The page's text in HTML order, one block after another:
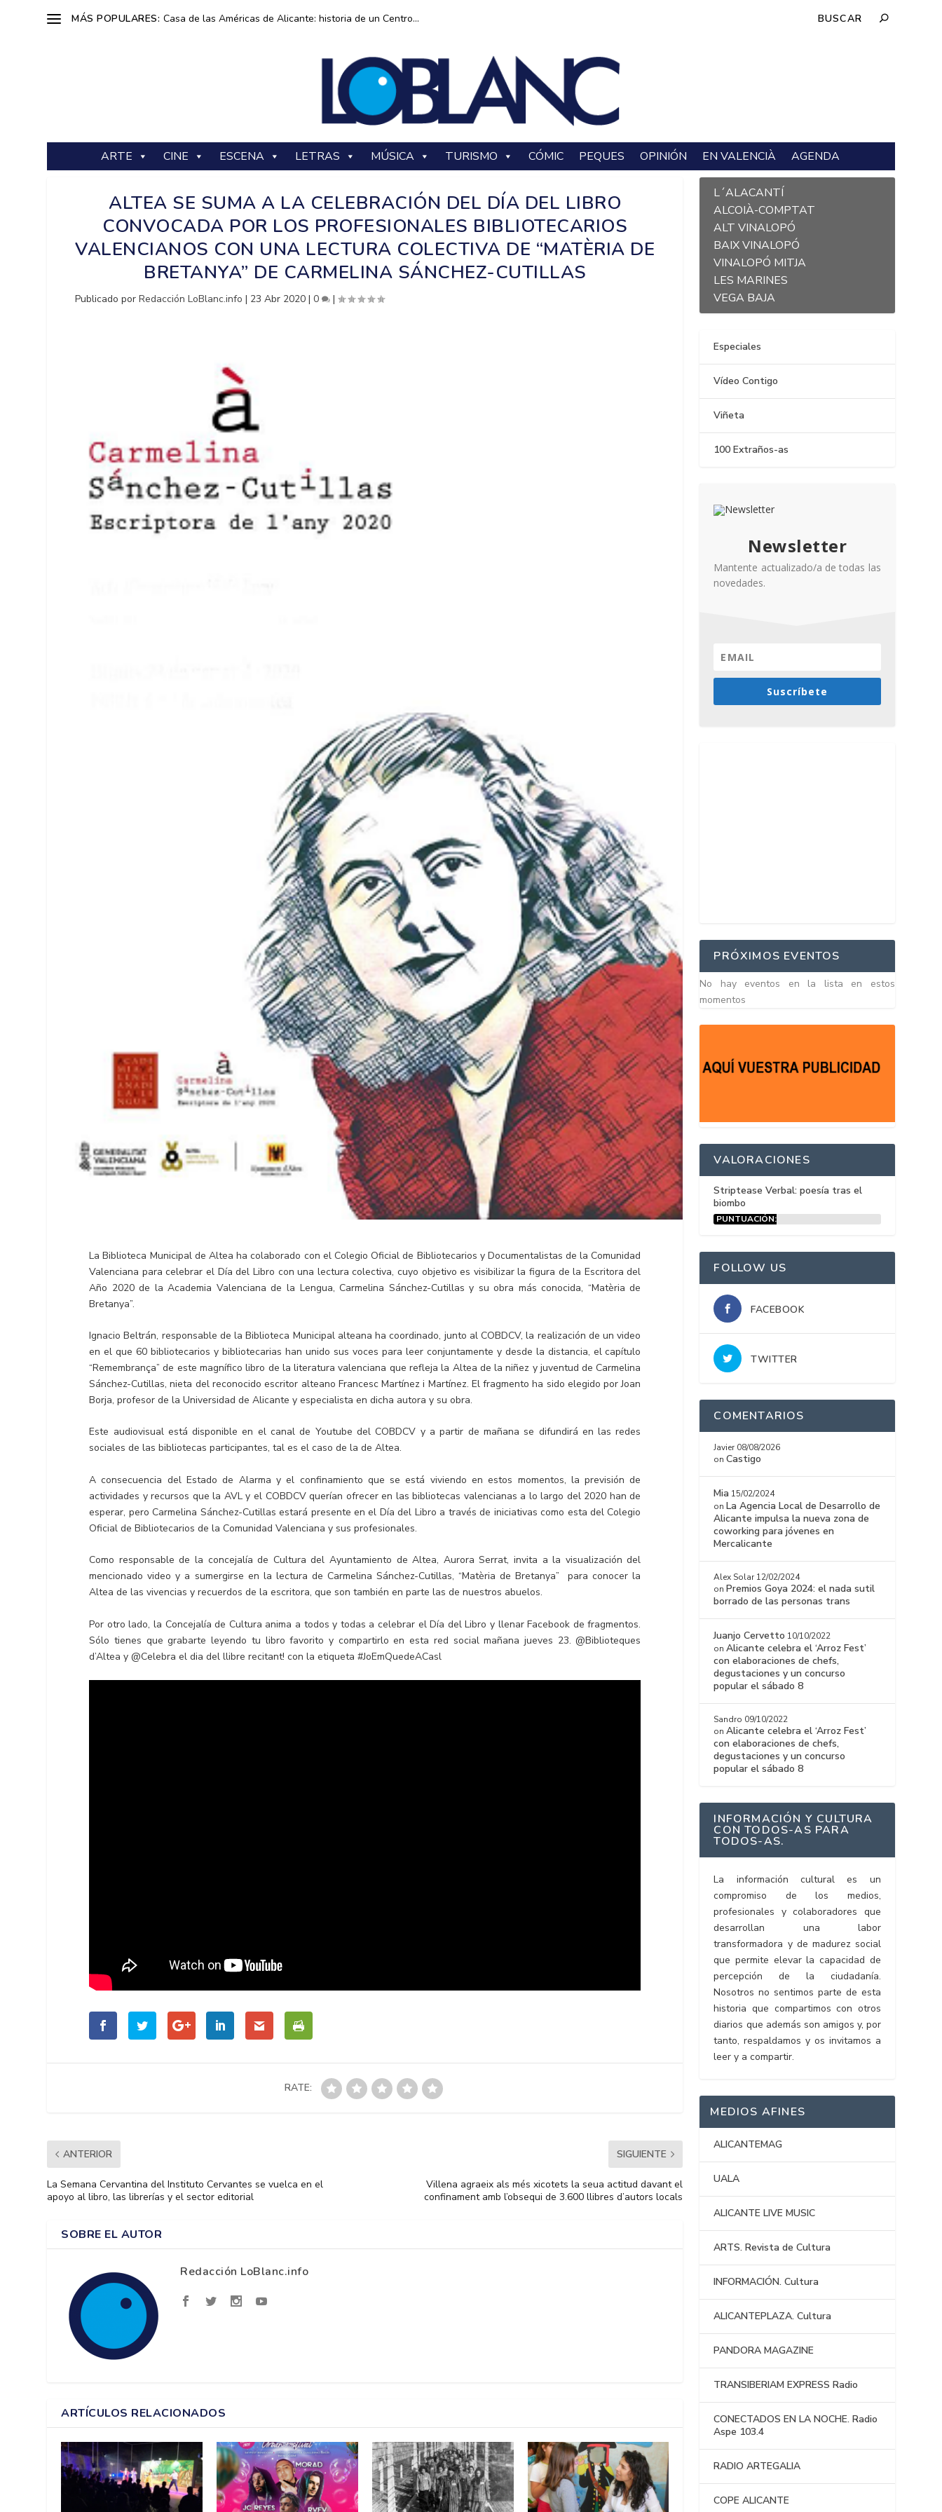
MÁS POPULARES: Casa de las Américas de Alicante: historia de un Centro...
ARTE CINE ESCENA LETRAS MÚSICA TURISMO CÓMIC PEQUES OPINIÓN EN VALENCIÀ AGENDA
ALTEA SE SUMA A LA CELEBRACIÓN DEL DÍA DEL LIBRO
CONVOCADA POR LOS PROFESIONALES BIBLIOTECARIOS
VALENCIANOS CON UNA LECTURA COLECTIVA DE “MATÈRIA DE
BRETANYA” DE CARMELINA SÁNCHEZ-CUTILLAS
Publicado porRedacción LoBlanc.info | 23 Abr 2020 |0 |
La Biblioteca Municipal de Altea ha colaborado con el Colegio Oficial de Bibliotecarios y Documentalistas de la Comunidad
Valenciana para celebrar el Día del Libro con una lectura colectiva, cuyo objetivo es visibilizar la figura de la Escritora del
Año 2020 de la Academia Valenciana de la Lengua, Carmelina Sánchez-Cutillas y su obra más conocida, “Matèria de
Bretanya”.
Ignacio Beltrán, responsable de la Biblioteca Municipal alteana ha coordinado, junto al COBDCV, la realización de un video
en el que 60 bibliotecarios y bibliotecarias han unido sus voces para leer conjuntamente y desde la distancia, el capítulo
“Remembrança” de este magnífico libro de la literatura valenciana que refleja la Altea de la niñez y juventud de Carmelina
Sánchez-Cutillas, nieta del reconocido escritor alteano Francesc Martínez i Martínez. El fragmento ha sido elegido por Joan
Borja, profesor de la Universidad de Alicante y especialista en dicha autora y su obra.
Este audiovisual está disponible en el canal de Youtube del COBDCV y a partir de mañana se difundirá en las redes
sociales de las bibliotecas participantes, tal es el caso de la de Altea.
A consecuencia del Estado de Alarma y el confinamiento que se está viviendo en estos momentos, la previsión de
actividades y recursos que la AVL y el COBDCV querían ofrecer en las bibliotecas valencianas a lo largo del 2020 han de
esperar, pero Carmelina Sánchez-Cutillas estará presente en el Día del Libro a través de iniciativas como esta del Colegio
Oficial de Bibliotecarios de la Comunidad Valenciana y sus profesionales.
Como responsable de la concejalía de Cultura del Ayuntamiento de Altea, Aurora Serrat, invita a la visualización del
mencionado video y a sumergirse en la lectura de Carmelina Sánchez-Cutillas, “Matèria de Bretanya” para conocer la
Altea de las vivencias y recuerdos de la escritora, que son también en parte las de nuestros abuelos.
Por otro lado, la Concejalía de Cultura anima a todos y todas a celebrar el Día del Libro y llenar Facebook de fragmentos.
Sólo tienes que grabarte leyendo tu libro favorito y compartirlo en esta red social mañana jueves 23. @Biblioteques
d’Altea y @Celebra el dia del llibre recitant! con la etiqueta #JoEmQuedeACasl
RATE:
ANTERIOR
La Semana Cervantina del Instituto Cervantes se vuelca en el
apoyo al libro, las librerías y el sector editorial
SIGUIENTE
Villena agraeix als més xicotets la seua actitud davant el
confinament amb l’obsequi de 3.600 llibres d’autors locals
SOBRE EL AUTOR
Redacción LoBlanc.info
ARTÍCULOS RELACIONADOS
L´ALACANTÍ
ALCOIÀ-COMPTAT
ALT VINALOPÓ
BAIX VINALOPÓ
VINALOPÓ MITJA
LES MARINES
VEGA BAJA
Especiales
Vídeo Contigo
Viñeta
100 Extraños-as
Newsletter
Mantente actualizado/a de todas las
novedades.
Suscríbete
PRÓXIMOS EVENTOS
No hay eventos en la lista en estos
momentos
VALORACIONES
Striptease Verbal: poesía tras el
biombo
PUNTUACIÓN:
FOLLOW US
FACEBOOK
TWITTER
COMENTARIOS
Javier 08/08/2026
onCastigo
Mia 15/02/2024
on La Agencia Local de Desarrollo de
Alicante impulsa la nueva zona de
coworking para jóvenes en
Mercalicante
Alex Solar 12/02/2024
on Premios Goya 2024: el nada sutil
borrado de las personas trans
Juanjo Cervetto 10/10/2022
onAlicante celebra el ‘Arroz Fest’
con elaboraciones de chefs,
degustaciones y un concurso
popular el sábado 8
Sandro 09/10/2022
onAlicante celebra el ‘Arroz Fest’
con elaboraciones de chefs,
degustaciones y un concurso
popular el sábado 8
INFORMACIÓN Y CULTURA
CON TODOS-AS PARA
TODOS-AS.
La información cultural es un
compromiso de los medios,
profesionales y colaboradores que
desarrollan una labor
transformadora y de madurez social
que permite elevar la capacidad de
percepción de la ciudadanía.
Nosotros no sentimos parte de esta
historia que compartimos con otros
diarios que además son amigos y, por
tanto, respaldamos y os invitamos a
leer y a compartir.
MEDIOS AFINES
ALICANTEMAG
UALA
ALICANTE LIVE MUSIC
ARTS. Revista de Cultura
INFORMACIÓN. Cultura
ALICANTEPLAZA. Cultura
PANDORA MAGAZINE
TRANSIBERIAM EXPRESS Radio
CONECTADOS EN LA NOCHE. Radio
Aspe 103.4
RADIO ARTEGALIA
COPE ALICANTE